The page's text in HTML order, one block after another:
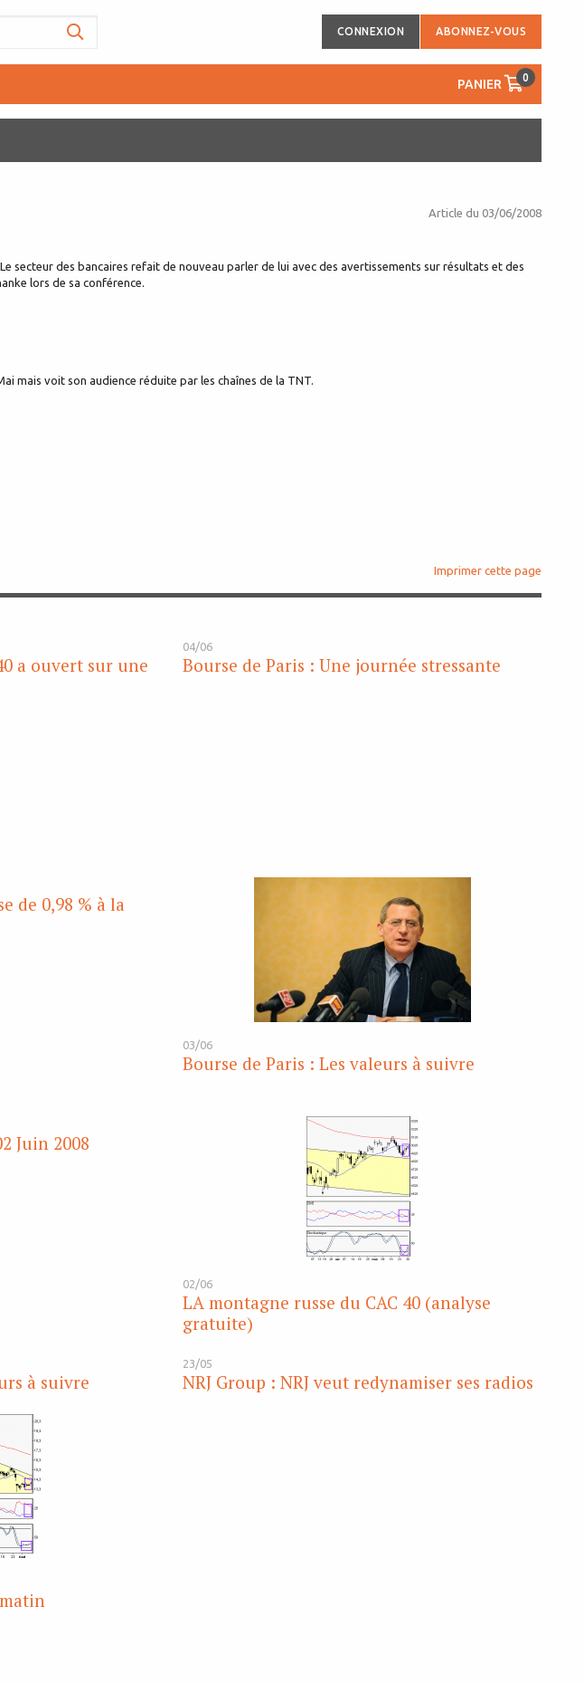
CONNEXION ABONNEZ-VOUS
PANIER 0
Article du 03/06/2008
secteur des bancaires refait de nouveau parler de lui avec des avertissements sur résultats et des
lors de sa conférence.
mais voit son audience réduite par les chaînes de la TNT.
Imprimer cette page
a ouvert sur une
04/06
Bourse de Paris : Une journée stressante
de 0,98 % à la
03/06
Bourse de Paris : Les valeurs à suivre
Juin 2008
02/06
LA montagne russe du CAC 40 (analyse
gratuite)
à suivre
23/05
NRJ Group : NRJ veut redynamiser ses radios